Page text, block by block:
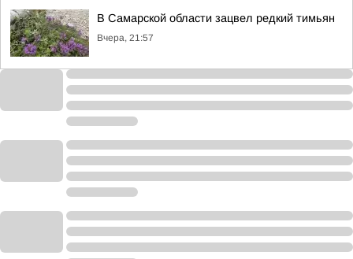
В Самарской области зацвел редкий тимьян
Вчера, 21:57